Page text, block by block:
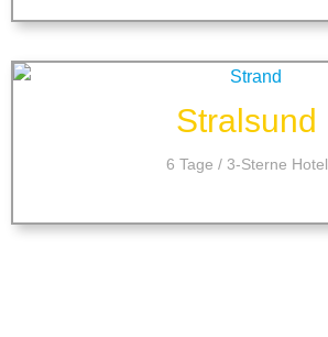
Stralsund
6 Tage / 3-Sterne Hotel